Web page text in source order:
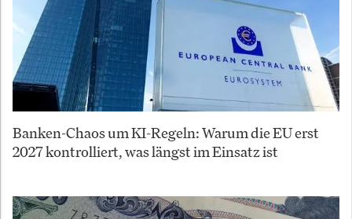
Banken-Chaos um KI-Regeln: Warum die EU erst
2027 kontrolliert, was längst im Einsatz ist